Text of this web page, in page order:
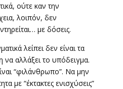
ούτε καν την
λοιπόν, δεν
με δόσεις.
λείπει δεν είναι τα
αλλάξει το υπόδειγμα.
“φιλάνθρωπο”. Να μην
με “έκτακτες ενισχύσεις”